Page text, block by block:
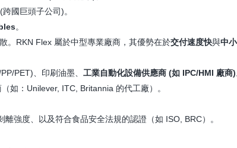
(跨國巨頭子公司)。
。
。RKN Flex 屬於中型專業廠商，其優勢在於交付速度快與中
PET)、印刷油墨、 工業自動化設備供應商 (如 IPC/HMI 廠商)
如：Unilever, ITC, Britannia 的代工廠）。
離強度、以及符合食品安全法規的認證（如 ISO, BRC）。